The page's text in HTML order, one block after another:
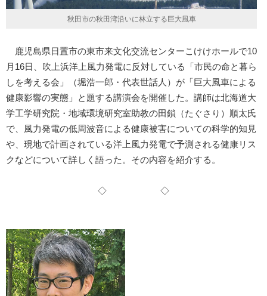
秋田市の秋田湾沿いに林立する巨大風車
鹿児島県日置市の東市来文化交流センターこけけホールで10
月16日、吹上浜洋上風力発電に反対している「市民の命と暮ら
しを考える会」（堀浩一郎・代表世話人）が「巨大風車による
健康影響の実態」と題する講演会を開催した。講師は北海道大
学工学研究院・地域環境研究室助教の田鎖（たぐさり）順太氏
で、風力発電の低周波音による健康被害についての科学的知見
や、現地で計画されている洋上風力発電で予測される健康リス
クなどについて詳しく語った。その内容を紹介する。
◇ ◇